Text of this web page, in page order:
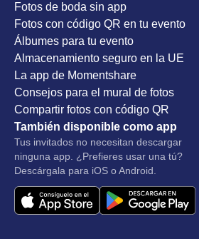
Fotos de boda sin app
Fotos con código QR en tu evento
Álbumes para tu evento
Almacenamiento seguro en la UE
La app de Momentshare
Consejos para el mural de fotos
Compartir fotos con código QR
También disponible como app
Tus invitados no necesitan descargar
ninguna app. ¿Prefieres usar una tú?
Descárgala para iOS o Android.